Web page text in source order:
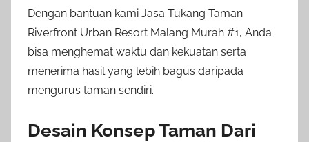
Dengan bantuan kami Jasa Tukang Taman
Riverfront Urban Resort Malang Murah #1, Anda
bisa menghemat waktu dan kekuatan serta
menerima hasil yang lebih bagus daripada
mengurus taman sendiri.
Desain Konsep Taman Dari